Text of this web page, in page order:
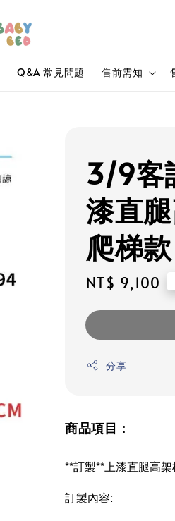
Q&A 常見問題 售前需知
3/9客
漆直
爬梯款
Regular
NT$ 9,100
分享
商品項目：
**訂製**上漆直腿高
訂製內容: